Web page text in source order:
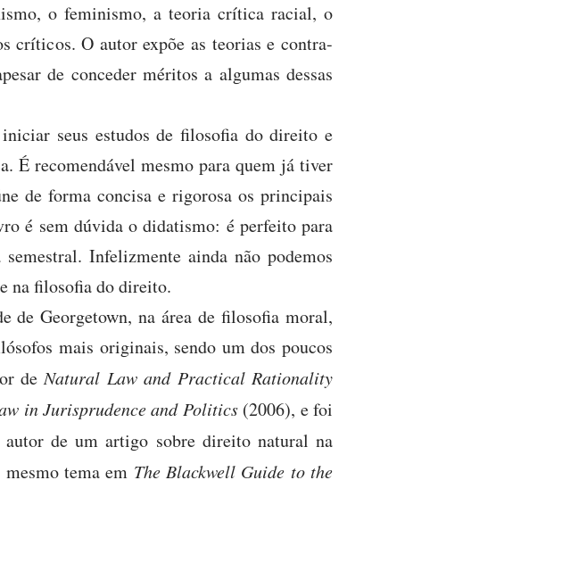
o feminismo, a teoria crítica racial, o
críticos. O autor expõe as teorias e contra-
de conceder méritos a algumas dessas
seus estudos de filosofia do direito e
É recomendável mesmo para quem já tiver
de forma concisa e rigorosa os principais
é sem dúvida o didatismo: é perfeito para
Infelizmente ainda não podemos
na filosofia do direito.
de Georgetown, na área de filosofia moral,
mais originais, sendo um dos poucos
deNatural Law and Practical Rationality
in Jurisprudence and Politics (2006), e foi
autor de um artigo sobre direito natural na
tema em The Blackwell Guide to the